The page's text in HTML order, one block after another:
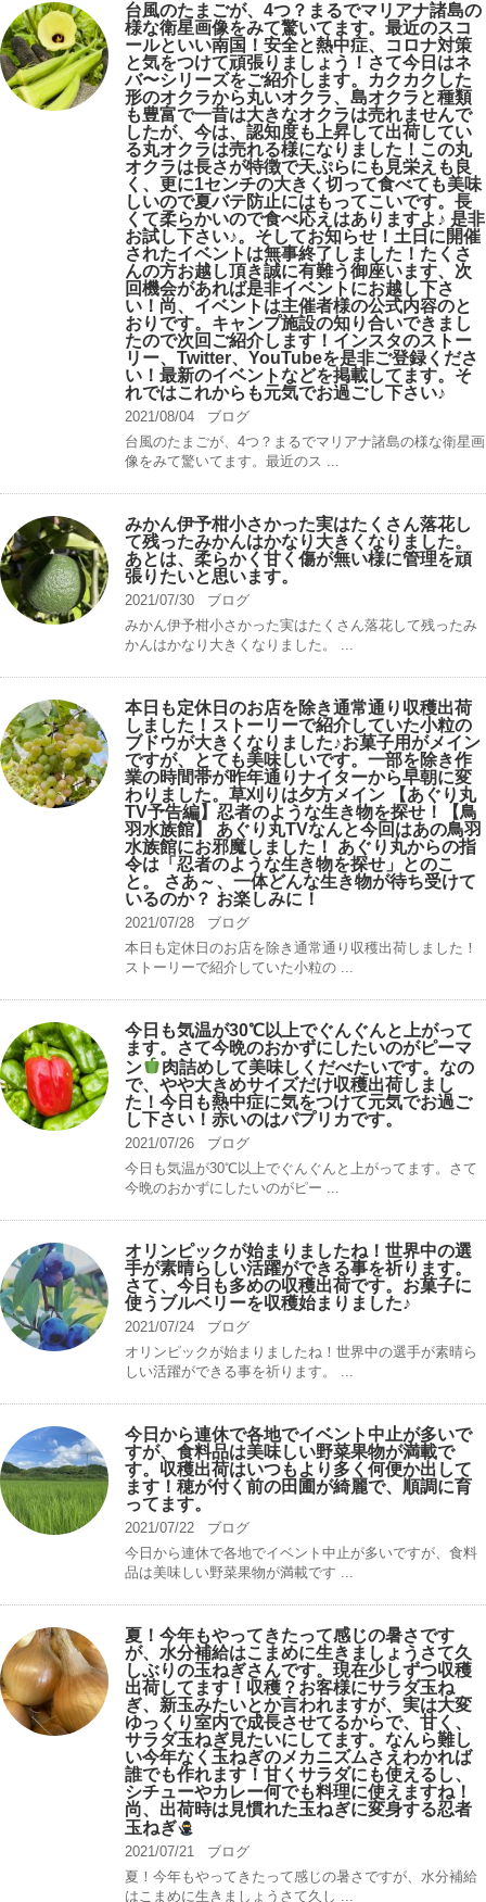
台風のたまごが、4つ？まるでマリアナ諸島の
様な衛星画像をみて驚いてます。最近のスコ
ールといい南国！安全と熱中症、コロナ対策
と気をつけて頑張りましょう！さて今日はネ
バ〜シリーズをご紹介します。カクカクした
形のオクラから丸いオクラ、島オクラと種類
も豊富で一昔は大きなオクラは売れませんで
したが、今は、認知度も上昇して出荷してい
る丸オクラは売れる様になりました！この丸
オクラは長さが特徴で天ぷらにも見栄えも良
く、更に1センチの大きく切って食べても美味
しいので夏バテ防止にはもってこいです。長
くて柔らかいので食べ応えはありますよ♪ 是非
お試し下さい♪。そしてお知らせ！土日に開催
されたイベントは無事終了しました！たくさ
んの方お越し頂き誠に有難う御座います、次
回機会があれば是非イベントにお越し下さ
い！尚、イベントは主催者様の公式内容のと
おりです。キャンプ️施設の知り合いできまし
たので次回ご紹介します！インスタのストー
リー、Twitter、YouTubeを是非ご登録くださ
い！最新のイベントなどを掲載してます。そ
れではこれからも元気でお過ごし下さい♪
2021/08/04
ブログ
台風のたまごが、4つ？まるでマリアナ諸島の様な衛星画
像をみて驚いてます。最近のス ...
みかん伊予柑小さかった実はたくさん落花し
て残ったみかんはかなり大きくなりました。
あとは、柔らかく甘く傷が無い様に管理を頑
張りたいと思います。
2021/07/30
ブログ
みかん伊予柑小さかった実はたくさん落花して残ったみ
かんはかなり大きくなりました。 ...
本日も定休日のお店を除き通常通り収穫出荷
しました！ストーリーで紹介していた小粒の
ブドウが大きくなりました♪お菓子用がメイン
ですが、とても美味しいです。一部を除き作
業の時間帯が昨年通りナイターから早朝に変
わりました。草刈りは夕方メイン 【あぐり丸
TV予告編】忍者のような生き物を探せ！【鳥
羽水族館】 あぐり丸TVなんと今回はあの鳥羽
水族館にお邪魔しました！ あぐり丸からの指
令は「忍者のような生き物を探せ」とのこ
と。 さあ～、一体どんな生き物が待ち受けて
いるのか？ お楽しみに！
2021/07/28
ブログ
本日も定休日のお店を除き通常通り収穫出荷しました！
ストーリーで紹介していた小粒の ...
今日も気温が30℃以上でぐんぐんと上がって
ます。さて今晩のおかずにしたいのがピーマ
ン
肉詰めして美味しくだべたいです。なの
で、やや大きめサイズだけ収穫出荷しまし
た！今日も熱中症に気をつけて元気でお過ご
し下さい！赤いのはパプリカです。
2021/07/26
ブログ
今日も気温が30℃以上でぐんぐんと上がってます。さて
今晩のおかずにしたいのがピー ...
オリンピックが始まりましたね！世界中の選
手が素晴らしい活躍ができる事を祈ります。
さて、今日も多めの収穫出荷です。お菓子に
使うブルベリーを収穫始まりました♪
2021/07/24
ブログ
オリンピックが始まりましたね！世界中の選手が素晴ら
しい活躍ができる事を祈ります。 ...
今日から連休で各地でイベント中止が多いで
すが、食料品は美味しい野菜果物が満載で
す。収穫出荷はいつもより多く何便か出して
ます！穂が付く前の田圃が綺麗で、順調に育
ってます。
2021/07/22
ブログ
今日から連休で各地でイベント中止が多いですが、食料
品は美味しい野菜果物が満載です ...
夏！今年もやってきたって感じの暑さです
が、水分補給はこまめに生きましょうさて久
しぶりの玉ねぎさんです。現在少しずつ収穫
出荷してます！収穫？お客様にサラダ玉ね
ぎ、新玉みたいとか言われますが、実は大変
ゆっくり室内で成長させてるからで、甘く、
サラダ玉ねぎ見たいにしてます。なんら難し
い今年なく玉ねぎのメカニズムさえわかれば
誰でも作れます！甘くサラダにも使えるし、
シチューやカレー何でも料理に使えますね！
尚、出荷時は見慣れた玉ねぎに変身する忍者
玉ねぎ
2021/07/21
ブログ
夏！今年もやってきたって感じの暑さですが、水分補給
はこまめに生きましょうさて久し ...